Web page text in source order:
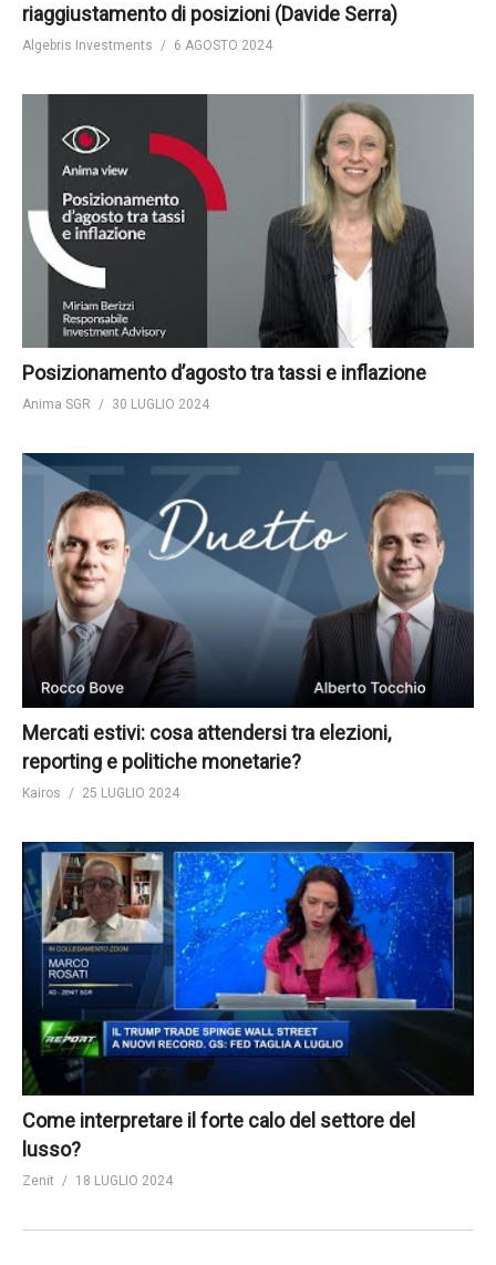
riaggiustamento di posizioni (Davide Serra)
Algebris Investments 6 AGOSTO 2024
Posizionamento d’agosto tra tassi e inflazione
Anima SGR 30 LUGLIO 2024
Mercati estivi: cosa attendersi tra elezioni,
reporting e politiche monetarie?
Kairos 25 LUGLIO 2024
Come interpretare il forte calo del settore del
lusso?
Zenit 18 LUGLIO 2024